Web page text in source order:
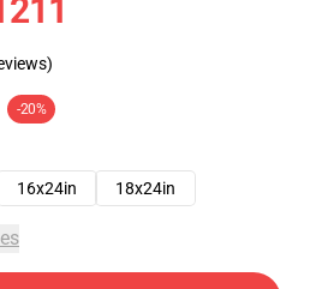
-20%
16x24in 18x24in